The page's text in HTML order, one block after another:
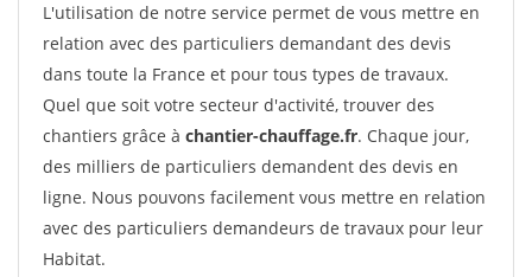
L'utilisation de notre service permet de vous mettre en
relation avec des particuliers demandant des devis
dans toute la France et pour tous types de travaux.
Quel que soit votre secteur d'activité, trouver des
chantiers grâce à chantier-chauffage.fr. Chaque jour,
des milliers de particuliers demandent des devis en
ligne. Nous pouvons facilement vous mettre en relation
avec des particuliers demandeurs de travaux pour leur
Habitat.